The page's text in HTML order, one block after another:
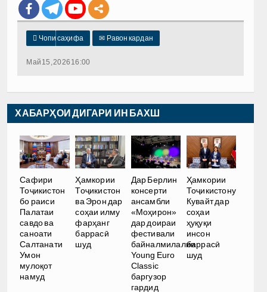
 Чопи саҳифа ✉ Равон кардан
Май 15, 2026 16:00
ХАБАРҲОИ ДИГАРИ ИН БАХШ
Сафири
Тоҷикистон
бо раиси
Палатаи
савдо ва
саноати
Салтанати
Умон
мулоқот
намуд
Ҳамкории
Тоҷикистон
ва Эрон дар
соҳаи илму
фарҳанг
баррасӣ
шуд
Дар Берлин
консерти
ансамбли
«Моҳирон»
дар доираи
фестивали
байналмилалии
Young Euro
Classic
баргузор
гардид
Ҳамкории
Тоҷикистону
Кувайт дар
соҳаи
ҳуқуқи
инсон
баррасӣ
шуд